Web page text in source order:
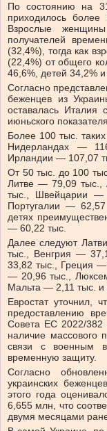
По состоянию на
приходилось
Взрослые
получателей
(32,4%), тогда как
(22,4%) от общего
46,6%, детей 34,2%
Согласно
беженцев из
оставалась
июньского
Более 100 тыс.
Нидерландах —
Ирландии — 107,07
От 50 тыс. до 100
Литве — 79,09 тыс.,
тыс., Швейцарии
Португалии —
детях
— 60,22 тыс.
Далее следуют
тыс., Венгрия —
33,82 тыс., Греция
— 20,96 тыс.,
Мальта — 2,11 тыс.
Евростат уточнил,
предоставлению
Совета ЕС 2022/382
наличие массового
связи с военным
временную защиту.
Согласно
украинских
этого года
6,655 млн, что
двумя месяцами